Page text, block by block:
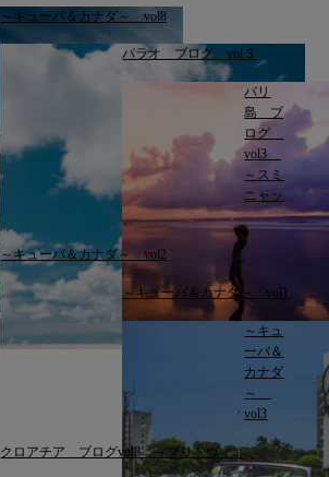
～キューバ＆カナダ～ vol8
パラオ ブログ vol３
バリ
島 ブ
ログ
vol3
～スミ
ニャッ
～キューバ＆カナダ～ vol2
～キューバ＆カナダ～ vol1
～キュ
ーバ＆
カナダ
～
vol3
クロアチア ブログvol8 ～プリトヴィ...